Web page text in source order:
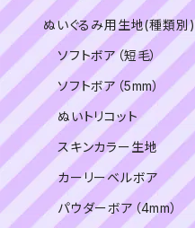
ぬいぐるみ用生地(種類別)
ソフトボア（短毛）
ソフトボア（5mm）
ぬいトリコット
スキンカラー生地
カーリーベルボア
パウダーボア（4mm）